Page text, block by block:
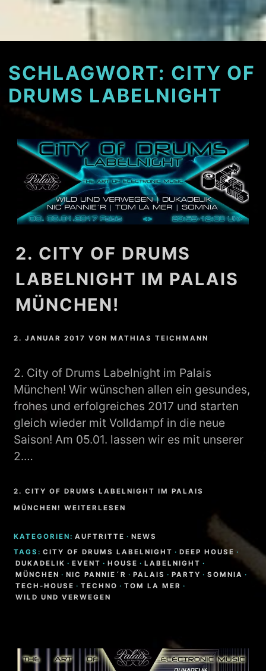
SCHLAGWORT: CITY OF
DRUMS LABELNIGHT
2. CITY OF DRUMS
LABELNIGHT IM PALAIS
MÜNCHEN!
2. JANUAR 2017 VONMATHIAS TEICHMANN
2. City of Drums Labelnight im Palais
München! Wir wünschen allen ein gesundes,
frohes und erfolgreiches 2017 und starten
gleich wieder mit Volldampf in die neue
Saison! Am 05.01. lassen wir es mit unserer
2.…
2. CITY OF DRUMS LABELNIGHT IM PALAIS
MÜNCHEN! WEITERLESEN
KATEGORIEN: AUFTRITTE · NEWS
TAGS: CITY OF DRUMS LABELNIGHT · DEEP HOUSE ·
DUKADELIK · EVENT · HOUSE · LABELNIGHT ·
MÜNCHEN · NIC PANNIE´R · PALAIS · PARTY · SOMNIA ·
TECH-HOUSE · TECHNO · TOM LA MER ·
WILD UND VERWEGEN